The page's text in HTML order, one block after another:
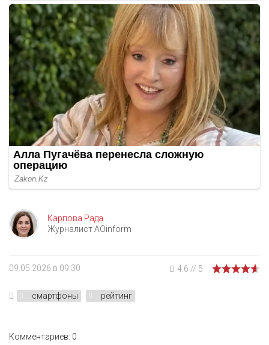
Карпова Рада
Журналист AOinform
09.05.2026 в 09:30 4.6 // 5
смартфоны рейтинг
Комментариев: 0